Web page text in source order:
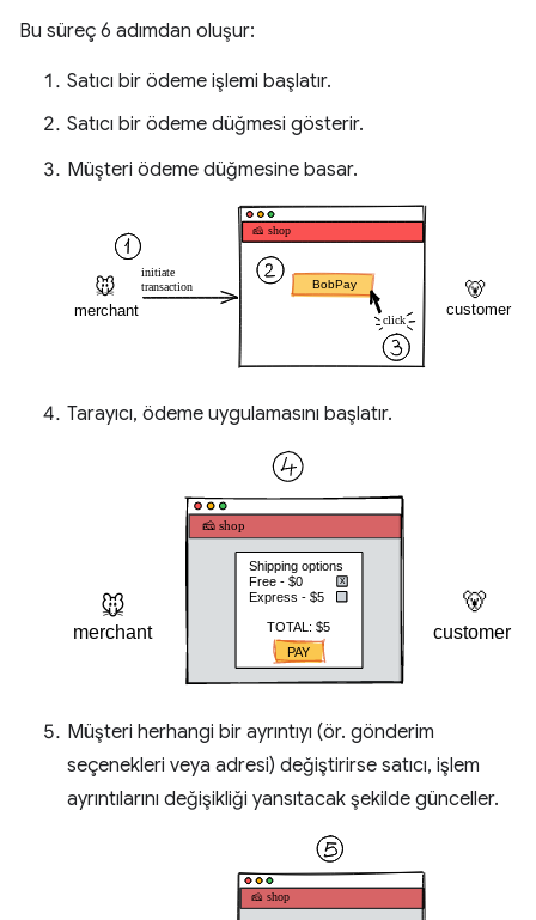
Bu süreç 6 adımdan oluşur:
Satıcı bir ödeme işlemi başlatır.
Satıcı bir ödeme düğmesi gösterir.
Müşteri ödeme düğmesine basar.
Tarayıcı, ödeme uygulamasını başlatır.
Müşteri herhangi bir ayrıntıyı (ör. gönderim
seçenekleri veya adresi) değiştirirse satıcı, işlem
ayrıntılarını değişikliği yansıtacak şekilde günceller.